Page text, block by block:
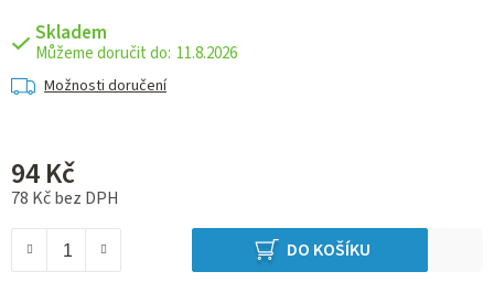
Skladem
11.8.2026
Možnosti doručení
94 Kč
78 Kč bez DPH
DO KOŠÍKU